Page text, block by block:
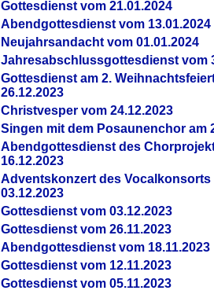
Gottesdienst vom 21.01.2024
Abendgottesdienst vom 13.01.2024
Neujahrsandacht vom 01.01.2024
Jahresabschlussgottesdienst vom
Gottesdienst am 2.
26.12.2023
Christvesper vom 24.12.2023
Singen mit dem Posaunenchor am
Abendgottesdienst des
16.12.2023
Adventskonzert des Vocalkonsorts
03.12.2023
Gottesdienst vom 03.12.2023
Gottesdienst vom 26.11.2023
Abendgottesdienst vom 18.11.2023
Gottesdienst vom 12.11.2023
Gottesdienst vom 05.11.2023